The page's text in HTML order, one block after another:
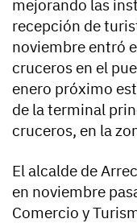
mejorando las
recepción de
noviembre entró
cruceros en el
enero próximo
de la terminal
cruceros, en la
El alcalde de
en noviembre
Comercio y